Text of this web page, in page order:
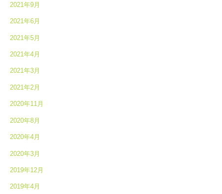
2021年9月
2021年6月
2021年5月
2021年4月
2021年3月
2021年2月
2020年11月
2020年8月
2020年4月
2020年3月
2019年12月
2019年4月